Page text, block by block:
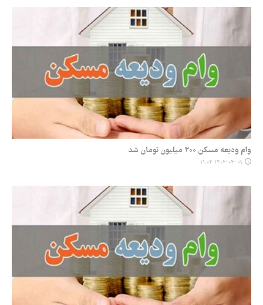
وام ودیعه مسکن ۲۰۰ میلیون تومان شد
۱۴۰۲-۰۳-۰۹ ۱۱:۰۴